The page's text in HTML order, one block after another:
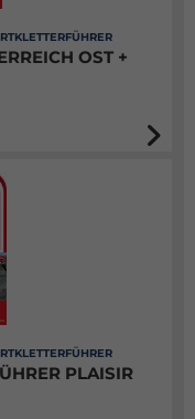
OST +
PLAISIR